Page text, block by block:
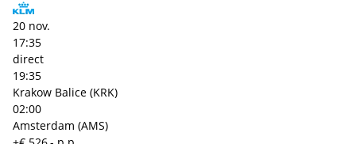
20 nov.
17:35
direct
19:35
Krakow Balice (KRK)
02:00
Amsterdam (AMS)